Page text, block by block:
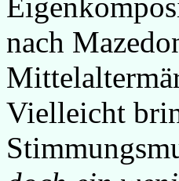
nach
Vielleicht